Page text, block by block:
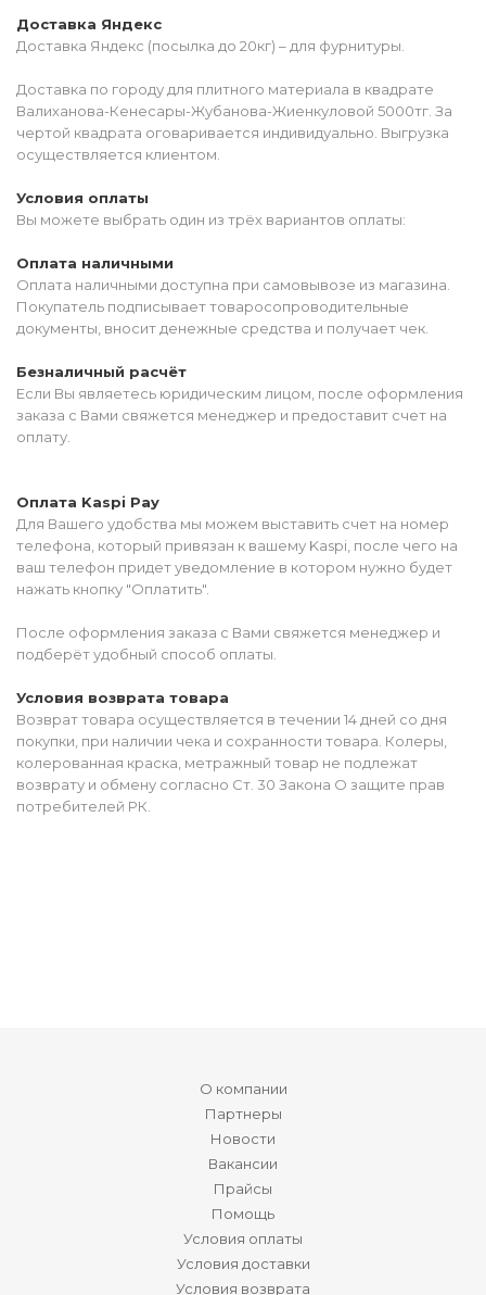
Доставка Яндекс
Доставка Яндекс (посылка до 20кг) – для фурнитуры.
Доставка по городу для плитного материала в квадрате
Валиханова-Кенесары-Жубанова-Жиенкуловой 5000тг. За
чертой квадрата оговаривается индивидуально. Выгрузка
осуществляется клиентом.
Условия оплаты
Вы можете выбрать один из трёх вариантов оплаты:
Оплата наличными
Оплата наличными доступна при самовывозе из магазина.
Покупатель подписывает товаросопроводительные
документы, вносит денежные средства и получает чек.
Безналичный расчёт
Если Вы являетесь юридическим лицом, после оформления
заказа с Вами свяжется менеджер и предоставит счет на
оплату.
Оплата Kaspi Pay
Для Вашего удобства мы можем выставить счет на номер
телефона, который привязан к вашему Kaspi, после чего на
ваш телефон придет уведомление в котором нужно будет
нажать кнопку "Оплатить".
После оформления заказа с Вами свяжется менеджер и
подберёт удобный способ оплаты.
Условия возврата товара
Возврат товара осуществляется в течении 14 дней со дня
покупки, при наличии чека и сохранности товара. Колеры,
колерованная краска, метражный товар не подлежат
возврату и обмену согласно Ст. 30 Закона О защите прав
потребителей РК.
О компании
Партнеры
Новости
Вакансии
Прайсы
Помощь
Условия оплаты
Условия доставки
Условия возврата